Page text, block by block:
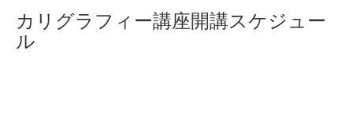
カリグラフィー講座開講スケジュー
ル